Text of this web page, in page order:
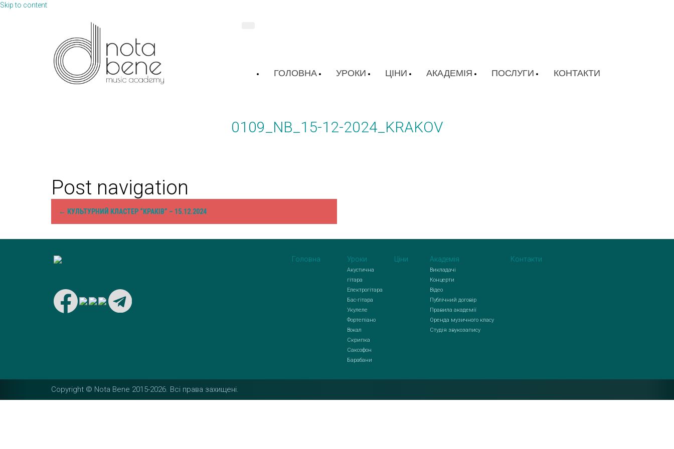
Skip to content
ГОЛОВНА УРОКИ ЦІНИ АКАДЕМІЯ ПОСЛУГИ КОНТАКТИ
0109_NB_15-12-2024_KRAKOV
Post navigation
← КУЛЬТУРНИЙ КЛАСТЕР “КРАКІВ” – 15.12.2024
Головна Уроки
Акустична
гітара
Електрогітара
Бас-гітара
Укулеле
Фортепіано
Вокал
Скрипка
Саксофон
Барабани
Ціни Академія
Викладачі
Концерти
Відео
Публічний договір
Правила академії
Оренда музичного класу
Студія звукозапису
Контакти
Copyright © Nota Bene 2015-2026. Вcі права захищені.